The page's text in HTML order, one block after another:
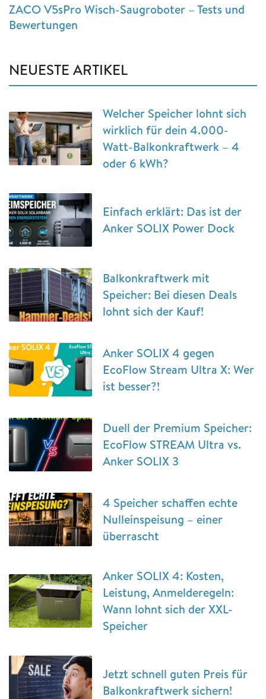
ZACO V5sPro Wisch-Saugroboter – Tests und
Bewertungen
NEUESTE ARTIKEL
Welcher Speicher lohnt sich
wirklich für dein 4.000-
Watt-Balkonkraftwerk – 4
oder 6 kWh?
Einfach erklärt: Das ist der
Anker SOLIX Power Dock
Balkonkraftwerk mit
Speicher: Bei diesen Deals
lohnt sich der Kauf!
Anker SOLIX 4 gegen
EcoFlow Stream Ultra X: Wer
ist besser?!
Duell der Premium Speicher:
EcoFlow STREAM Ultra vs.
Anker SOLIX 3
4 Speicher schaffen echte
Nulleinspeisung – einer
überrascht
Anker SOLIX 4: Kosten,
Leistung, Anmelderegeln:
Wann lohnt sich der XXL-
Speicher
Jetzt schnell guten Preis für
Balkonkraftwerk sichern!